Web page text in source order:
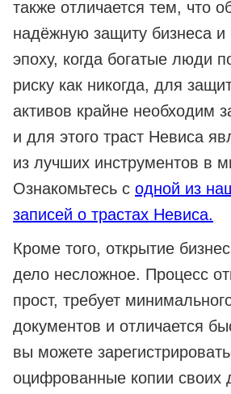
также отличается тем, что
надёжную защиту бизнеса
эпоху, когда богатые люди
риску как никогда, для
активов крайне необходим
и для этого траст Невиса
из лучших инструментов в
Ознакомьтесь с одной из
записей о трастах Невиса.
Кроме того, открытие
дело несложное. Процесс
прост, требует
документов и отличается
вы можете
оцифрованные копии своих